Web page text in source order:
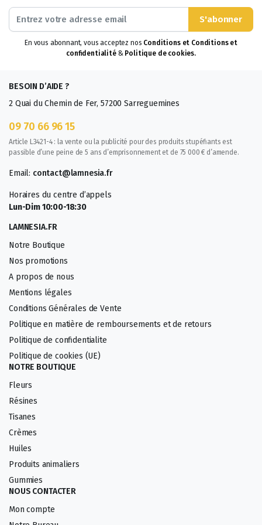
S'abonner
En vous abonnant, vous acceptez nos Conditions et Conditions et
confidentialité & Politique de cookies.
BESOIN D’AIDE ?
2 Quai du Chemin de Fer, 57200 Sarreguemines
09 70 66 96 15
Article L3421-4 : la vente ou la publicité pour des produits stupéfiants est
passible d’une peine de 5 ans d’emprisonnement et de 75 000 € d’amende.
Email: contact@lamnesia.fr
Horaires du centre d’appels
Lun-Dim 10:00-18:30
LAMNESIA.FR
Notre Boutique
Nos promotions
A propos de nous
Mentions légales
Conditions Générales de Vente
Politique en matière de remboursements et de retours
Politique de confidentialite
Politique de cookies (UE)
NOTRE BOUTIQUE
Fleurs
Résines
Tisanes
Crèmes
Huiles
Produits animaliers
Gummies
NOUS CONTACTER
Mon compte